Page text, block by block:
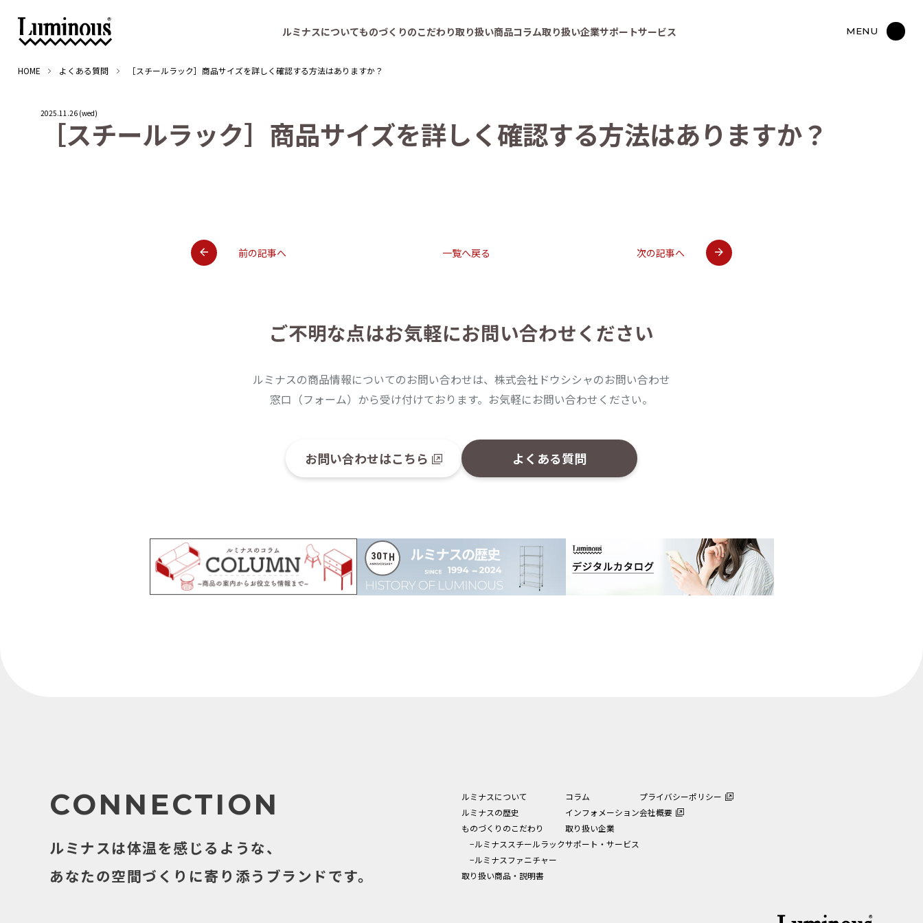
ルミナスについてものづくりのこだわり取り扱い商品コラム取り扱い企業サポートサービス MENU
HOME よくある質問 ［スチールラック］商品サイズを詳しく確認する方法はありますか？
2025.11.26 (wed)
［スチールラック］ 商品サイズを詳しく確認する方法はあり ますか？
前の記事へ 一覧へ戻る 次の記事へ
ご不明な点はお気軽にお問い合わせください
ルミナスの商品情報についてのお問い合わせは、株式会社ドウシシャのお問い合わせ
窓口（フォーム）から受け付けております。お気軽にお問い合わせください。
お問い合わせはこちら よくある質問
ルミナスについて
ルミナスの歴史
ものづくりのこだわり
−ルミナススチールラック
−ルミナスファニチャー
取り扱い商品・説明書
コラム
インフォメーション
取り扱い企業
サポート・サービス
プライバシーポリシー
会社概要
CONNECTION
ルミナスは体温を感じるような、
あなたの空間づくりに寄り添うブランドです。